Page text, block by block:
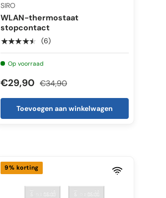
SIRO
WLAN-thermostaat
stopcontact
★★★★★ (6)
Op voorraad
€29,90 €34,90
Toevoegen aan winkelwagen
9% korting